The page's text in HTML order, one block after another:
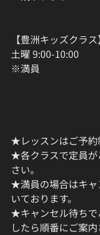
【豊洲キッズクラス
土曜 9:00-10:00
※満員
★レッスンはご予約
★各クラスで定員が
さい。
★満員の場合はキャ
いております。
★キャンセル待ちで
したら順番にご案内